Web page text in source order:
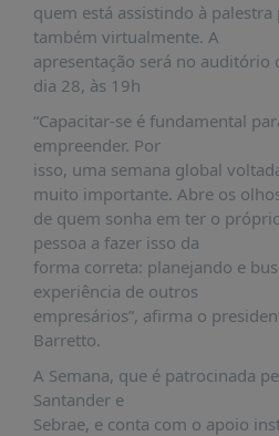
ESTUDOS
NOTÍCIAS
PRÊMIO
ABDE-
BID
PRÊMIO
ABDE
DE
JORNALISMO
SABER
+
CONTATO
quem está assistindo à
também virtualmente. A
apresentação será no auditório
dia 28, às 19h
“Capacitar-se é fundamental
empreender. Por
isso, uma semana global
muito importante. Abre os
de quem sonha em ter o
pessoa a fazer isso da
forma correta: planejando e
experiência de outros
empresários”, afirma o
Barretto.
A Semana, que é patrocinada
Santander e
Sebrae, e conta com o apoio